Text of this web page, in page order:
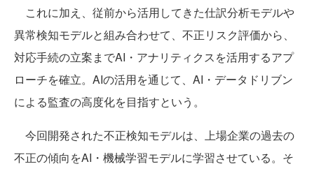
これに加え、従前から活用してきた仕訳分析モデルや
異常検知モデルと組み合わせて、不正リスク評価から、
対応手続の立案までAI・アナリティクスを活用するアプ
ローチを確立。AIの活用を通じて、AI・データドリブン
による監査の高度化を目指すという。
今回開発された不正検知モデルは、上場企業の過去の
不正の傾向をAI・機械学習モデルに学習させている。そ